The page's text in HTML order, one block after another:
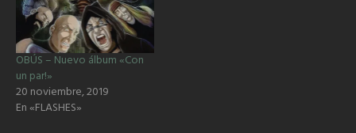
OBÚS – Nuevo álbum «Con
un par!»
20 noviembre, 2019
En «FLASHES»